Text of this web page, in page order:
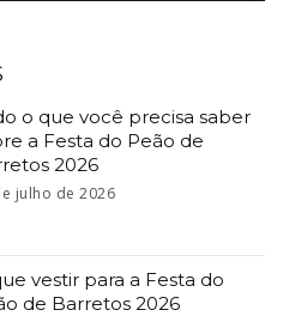
o que você precisa saber
a Festa do Peão de
2026
julho de 2026
vestir para a Festa do
de Barretos 2026